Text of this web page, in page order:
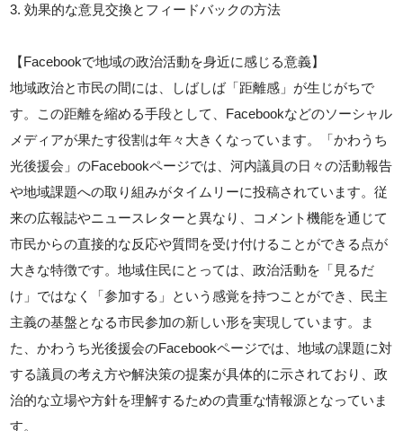
3. 効果的な意見交換とフィードバックの方法
【Facebookで地域の政治活動を身近に感じる意義】
地域政治と市民の間には、しばしば「距離感」が生じがちで
す。この距離を縮める手段として、Facebookなどのソーシャル
メディアが果たす役割は年々大きくなっています。「かわうち
光後援会」のFacebookページでは、河内議員の日々の活動報告
や地域課題への取り組みがタイムリーに投稿されています。従
来の広報誌やニュースレターと異なり、コメント機能を通じて
市民からの直接的な反応や質問を受け付けることができる点が
大きな特徴です。地域住民にとっては、政治活動を「見るだ
け」ではなく「参加する」という感覚を持つことができ、民主
主義の基盤となる市民参加の新しい形を実現しています。ま
た、かわうち光後援会のFacebookページでは、地域の課題に対
する議員の考え方や解決策の提案が具体的に示されており、政
治的な立場や方針を理解するための貴重な情報源となっていま
す。